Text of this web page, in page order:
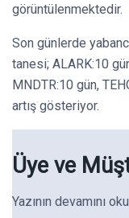
görüntülenmektedir.
Son günlerde
tanesi; ALARK:10
MNDTR:10 gün,
artış gösteriyor.
Üye ve
Yazının devamını